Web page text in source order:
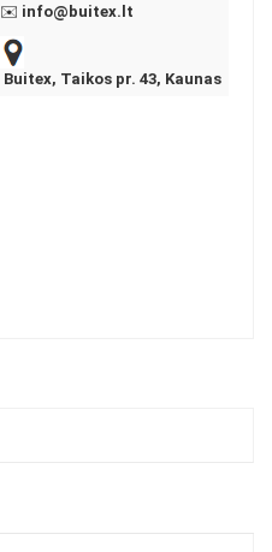
✉️ info@buitex.lt
Buitex, Taikos pr. 43, Kaunas